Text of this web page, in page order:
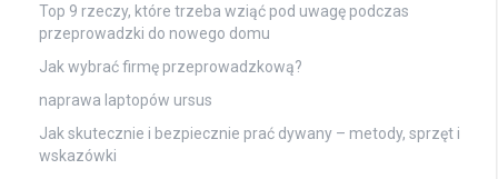
Top 9 rzeczy, które trzeba wziąć pod uwagę podczas
przeprowadzki do nowego domu
Jak wybrać firmę przeprowadzkową?
naprawa laptopów ursus
Jak skutecznie i bezpiecznie prać dywany – metody, sprzęt i
wskazówki